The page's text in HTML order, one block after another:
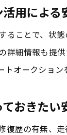
用による
ることで、状
詳細情報も提
トオークショ
おきたい
復歴の有無、